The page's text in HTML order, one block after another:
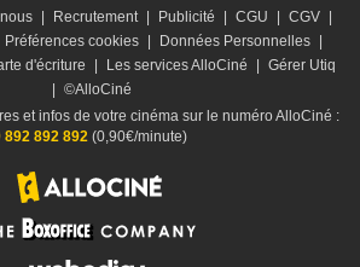
| Recrutement | Publicité | CGU | CGV |
Préférences cookies | Données Personnelles |
d'écriture | Les services AlloCiné | Gérer Utiq
| ©AlloCiné
et infos de votre cinéma sur le numéro AlloCiné :
892 892 892(0,90€/minute)